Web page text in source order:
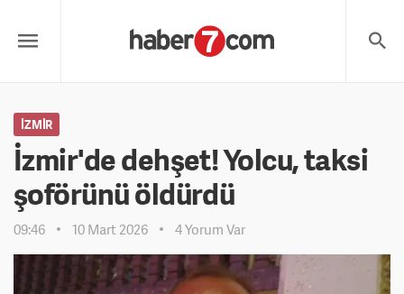
İZMIR
İzmir'de dehşet! Yolcu, taksi
şoförünü öldürdü
09:46 10 Mart 2026 4 Yorum Var